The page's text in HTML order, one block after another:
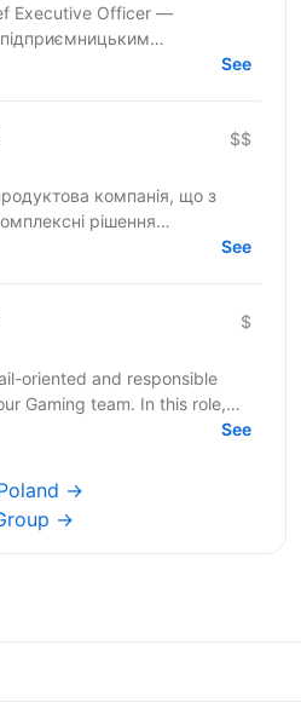
Executive Officer —
на себе повну
See
$$
компанія, що з
рішення
та розвідки у сфері
See
$
oriented and responsible
Gaming team. In this role,
processing customer...
See
→
→